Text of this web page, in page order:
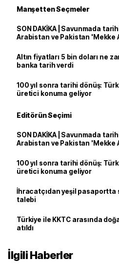
Manşetten Seçmeler
SON DAKİKA | Savunmada
Arabistan ve Pakistan 'Mekke
Altın fiyatları 5 bin doları ne
banka tarih verdi
100 yıl sonra tarihi dönüş:
üretici konuma geliyor
Editörün Seçimi
SON DAKİKA | Savunmada
Arabistan ve Pakistan 'Mekke
100 yıl sonra tarihi dönüş:
üretici konuma geliyor
İhracatçıdan yeşil pasaportta
talebi
Türkiye ile KKTC arasında
atıldı
İlgili Haberler